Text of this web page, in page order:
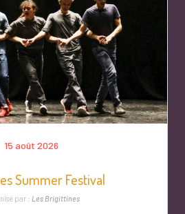
15 août 2026
Summer Festival
par : Les Brigittines